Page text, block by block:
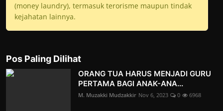
(money laundry), termasuk terorisme maupun tindak
kejahatan lainnya.
Pos Paling Dilihat
ORANG TUA HARUS MENJADI GURU
PERTAMA BAGI ANAK-ANA...
M. Muzakki Mudzakkir Nov 6, 2023 0 6968